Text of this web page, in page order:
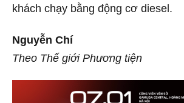
khách chạy bằng động cơ diesel.
Nguyễn Chí
Theo Thế giới Phương tiện